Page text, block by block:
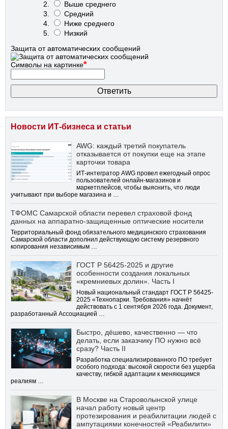
Выше среднего
Средний
Ниже среднего
Низкий
Защита от автоматических сообщений
Символы на картинке*
Новости ИТ-бизнеса и статьи
AWG: каждый третий покупатель
отказывается от покупки еще на этапе
карточки товара
ИТ-интегратор AWG провел ежегодный опрос
пользователей онлайн-магазинов и
маркетплейсов, чтобы выяснить, что люди
учитывают при выборе магазина и …
ТФОМС Самарской области перевел страховой фонд
данных на аппаратно-защищенные оптические носители
Территориальный фонд обязательного медицинского страхования
Самарской области дополнил действующую систему резервного
копирования независимым …
ГОСТ Р 56425-2025 и другие
особенности создания локальных
«кремниевых долин». Часть I
Новый национальный стандарт ГОСТ Р 56425-
2025 «Технопарки. Требования» начнёт
действовать с 1 сентября 2026 года. Документ,
разработанный Ассоциацией …
Быстро, дёшево, качественно — что
делать, если заказчику ПО нужно всё
сразу? Часть II
Разработка специализированного ПО требует
особого подхода: высокой скорости без ущерба
качеству, гибкой адаптации к меняющимся
реалиям …
В Москве на Староволынской улице
начал работу новый центр
протезирования и реабилитации людей с
ампутациями конечностей «Реабилити»